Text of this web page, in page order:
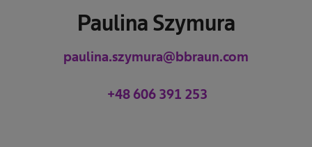
Paulina Szymura
paulina.szymura@bbraun.com
+48 606 391 253